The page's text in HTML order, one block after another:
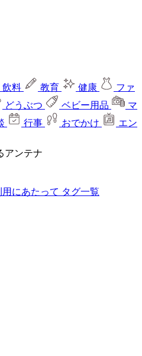
飲料 教育 健康
ファ
どうぶつ ベビー用品
マ
行事 おでかけ
エン
アンテナ
用にあたって タグ一覧